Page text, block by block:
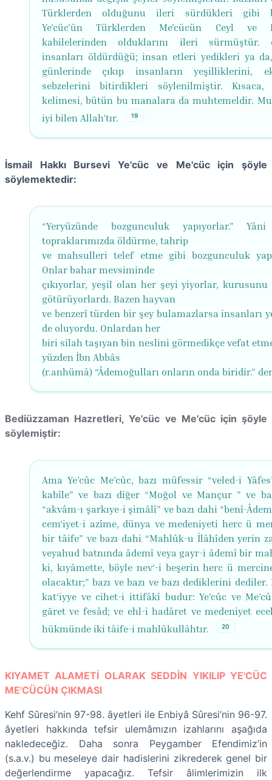
Türklerden olduğunu ileri sürdükleri gibi
Ye'cüc'ün Türklerden Me'cücün Ceyl ve
kabilelerinden olduklarını ileri sürmüştür.
insanları öldürdüğü; insan etleri yedikleri ya
günlerinde çıkıp insanların yeşilliklerini,
sebzelerini bitirdikleri söylenilmiştir. Kısaca,
kelimesi, bütün bu manalara da muhtemeldir.
iyi bilen Allah’tır.
19
İsmail Hakkı Bursevi Ye'cüc ve Me'cüc için şöyle
söylemektedir:
“Yeryüzünde bozgunculuk yapıyorlar.”
topraklarımızda öldürme, tahrip
ve mahsulleri telef etme gibi bozgunculuk
Onlar bahar mevsiminde
çıkıyorlar, yeşil olan her şeyi yiyorlar, kurusunu
götürüyorlardı. Bazen hayvan
ve benzerî türden bir şey bulamazlarsa insanları
de oluyordu. Onlardan her
biri silah taşıyan bin neslini görmedikçe vefat
yüzden İbn Abbâs
(r.anhümâ) “Âdemoğulları onların onda biridir.”
Bediüzzaman Hazretleri, Ye'cüc ve Me'cüc için şöyle
söylemiştir:
Ama Ye’cûc Me’cûc, bazı müfessir “veled-i
kabîle” ve bazı diğer “Moğol ve Mançur ” ve
“akvâm-ı şarkıye-i şimâlî” ve bazı dahi “benî-
cem‘iyet-i azîme, dünya ve medeniyeti herc ü
bir tâife” ve bazı dahi “Mahlûk-u İlâhîden yerin
veyahud batnında âdemî veya gayr-i âdemî bir
ki, kıyâmette, böyle nev‘-i beşerin herc ü
olacaktır;” bazı ve bazı ve bazı dediklerini
kat‘iyye ve cihet-i ittifâkî budur: Ye’cûc ve
gāret ve fesâd; ve ehl-i hadâret ve medeniyet
hükmünde iki tâife-i mahlûkullâhtır.
20
KIYAMET ALAMETİ OLARAK SEDDİN YIKILIP YE'CÜC
ME'CÜCÜN ÇIKMASI
Kehf Sûresi’nin 97-98. âyetleri ile Enbiyâ Sûresi’nin 96-97.
âyetleri hakkında tefsir ulemâmızın izahlarını aşağıda
nakledeceğiz. Daha sonra Peygamber Efendimiz’in
(s.a.v.) bu meseleye dair hadislerini zikrederek genel bir
değerlendirme yapacağız. Tefsir âlimlerimizin ilk